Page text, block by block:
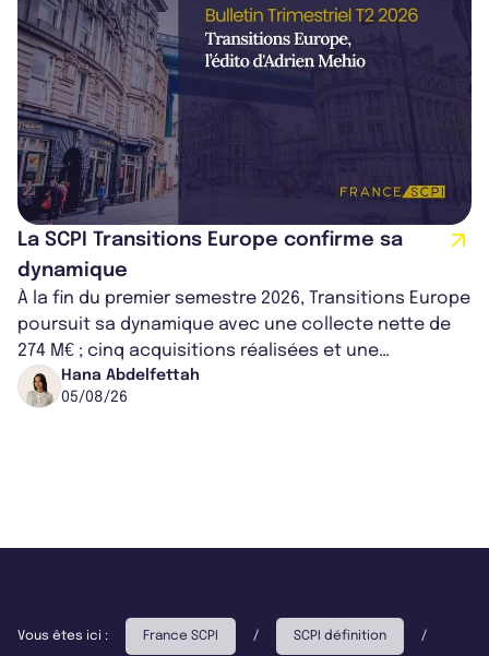
La SCPI Transitions Europe confirme sa
dynamique
À la fin du premier semestre 2026, Transitions Europe
poursuit sa dynamique avec une collecte nette de
274 M€ ; cinq acquisitions réalisées et une
capitalisation portée à 1,38 Md€....
Hana Abdelfettah
05/08/26
Vous êtes ici : France SCPI / SCPI définition /